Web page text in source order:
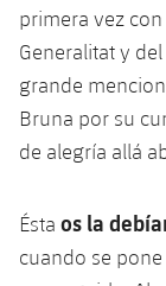
primera vez
Generalitat y
grande
Bruna por su
de alegría allá
Ésta os la
cuando se